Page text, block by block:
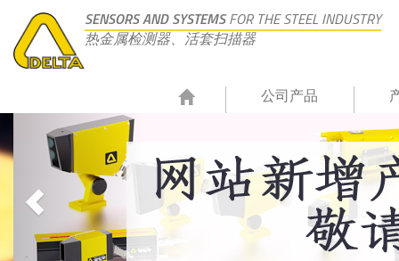
SENSORS AND SYSTEMSFOR THE STEEL INDUSTRY
热金属检测器、活套扫描器
公司产品